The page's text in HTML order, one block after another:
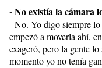
- No existía la cámara
- No. Yo digo siempre
empezó a moverla ahí,
exageró, pero la gente
momento yo no tenía